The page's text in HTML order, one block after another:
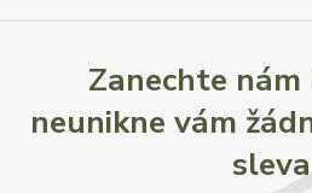
Zanechte
neunikne vám
sleva